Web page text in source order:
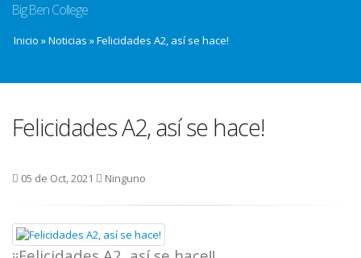
Big Ben College
Inicio »Noticias »Felicidades A2, así se hace!
Felicidades A2, así se hace!
05 de Oct, 2021 Ninguno